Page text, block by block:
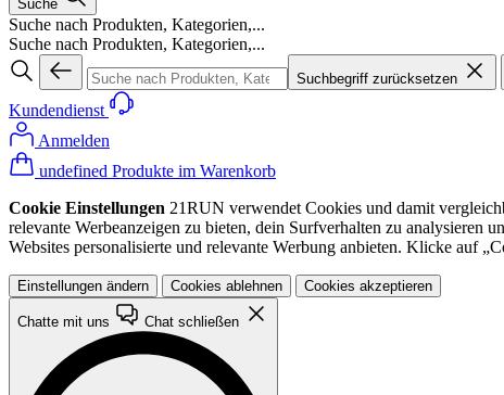
Suche
Suche nach Produkten, Kategorien,...
Suche nach Produkten, Kategorien,...
Suchbegriff zurücksetzen
Kundendienst
Anmelden
undefined Produkte im Warenkorb
Cookie Einstellungen 21RUN verwendet Cookies und damit
relevante Werbeanzeigen zu bieten, dein Surfverhalten zu analysieren
Websites personalisierte und relevante Werbung anbieten. Klicke auf
Einstellungen ändern Cookies ablehnen Cookies akzeptieren
Chatte mit uns Chat schließen